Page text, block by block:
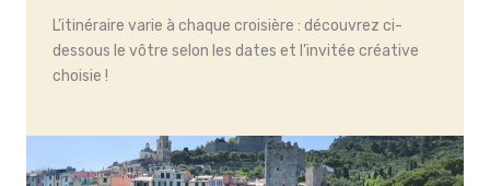
L’itinéraire varie à chaque croisière : découvrez ci-
dessous le vôtre selon les dates et l’invitée créative
choisie !